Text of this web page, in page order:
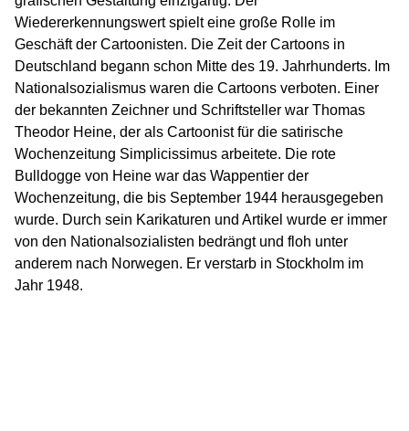
Wiedererkennungswert spielt eine große Rolle im
Geschäft der Cartoonisten. Die Zeit der Cartoons in
Deutschland begann schon Mitte des 19. Jahrhunderts. Im
Nationalsozialismus waren die Cartoons verboten. Einer
der bekannten Zeichner und Schriftsteller war Thomas
Theodor Heine, der als Cartoonist für die satirische
Wochenzeitung Simplicissimus arbeitete. Die rote
Bulldogge von Heine war das Wappentier der
Wochenzeitung, die bis September 1944 herausgegeben
wurde. Durch sein Karikaturen und Artikel wurde er immer
von den Nationalsozialisten bedrängt und floh unter
anderem nach Norwegen. Er verstarb in Stockholm im
Jahr 1948.